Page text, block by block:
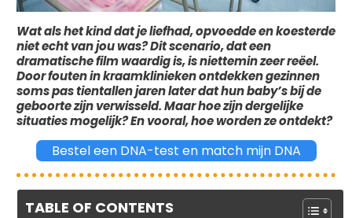
Wat als het kind dat je liefhad, opvoedde en koesterde
niet echt van jou was? Dit scenario, dat een
dramatische film waardig is, is niettemin zeer reëel.
Door fouten in kraamklinieken ontdekken gezinnen
soms pas tientallen jaren later dat hun baby’s bij de
geboorte zijn verwisseld. Maar hoe zijn dergelijke
situaties mogelijk? En vooral, hoe worden ze ontdekt?
Bestel een DNA-test en match mijn DNA
TABLE OF CONTENTS